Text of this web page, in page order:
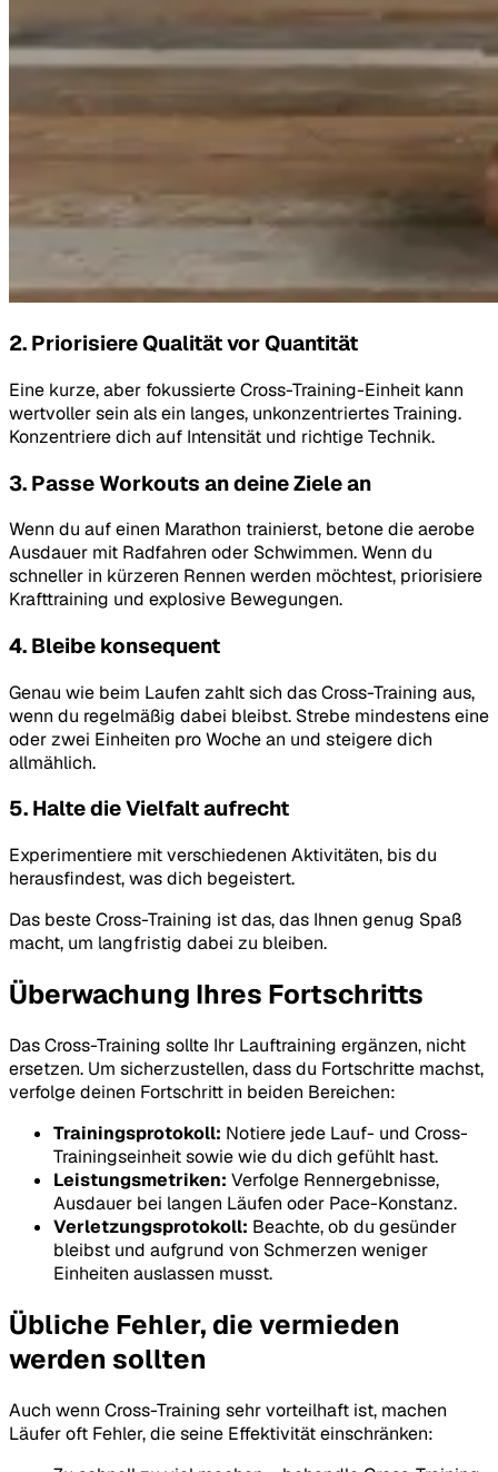
2. Priorisiere Qualität vor Quantität
Eine kurze, aber fokussierte Cross-Training-Einheit kann
wertvoller sein als ein langes, unkonzentriertes Training.
Konzentriere dich auf Intensität und richtige Technik.
3. Passe Workouts an deine Ziele an
Wenn du auf einen Marathon trainierst, betone die aerobe
Ausdauer mit Radfahren oder Schwimmen. Wenn du
schneller in kürzeren Rennen werden möchtest, priorisiere
Krafttraining und explosive Bewegungen.
4. Bleibe konsequent
Genau wie beim Laufen zahlt sich das Cross-Training aus,
wenn du regelmäßig dabei bleibst. Strebe mindestens eine
oder zwei Einheiten pro Woche an und steigere dich
allmählich.
5. Halte die Vielfalt aufrecht
Experimentiere mit verschiedenen Aktivitäten, bis du
herausfindest, was dich begeistert.
Das beste Cross-Training ist das, das Ihnen genug Spaß
macht, um langfristig dabei zu bleiben.
Überwachung Ihres Fortschritts
Das Cross-Training sollte Ihr Lauftraining ergänzen, nicht
ersetzen. Um sicherzustellen, dass du Fortschritte machst,
verfolge deinen Fortschritt in beiden Bereichen:
Trainingsprotokoll: Notiere jede Lauf- und Cross-
Trainingseinheit sowie wie du dich gefühlt hast.
Leistungsmetriken: Verfolge Rennergebnisse,
Ausdauer bei langen Läufen oder Pace-Konstanz.
Verletzungsprotokoll: Beachte, ob du gesünder
bleibst und aufgrund von Schmerzen weniger
Einheiten auslassen musst.
Übliche Fehler, die vermieden
werden sollten
Auch wenn Cross-Training sehr vorteilhaft ist, machen
Läufer oft Fehler, die seine Effektivität einschränken: